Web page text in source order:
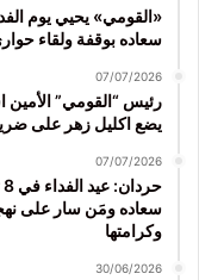
«القومي» يحيي يوم
سعاده بوقفة ولقاء
07/07/2026
رئيس “القومي”
يضع اكليل زهر على
07/07/2026
سعاده ومَن سار على
وكرامتها
30/06/2026